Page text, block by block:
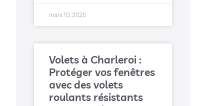
mars 10, 2025
Volets à Charleroi :
Protéger vos fenêtres
avec des volets
roulants résistants